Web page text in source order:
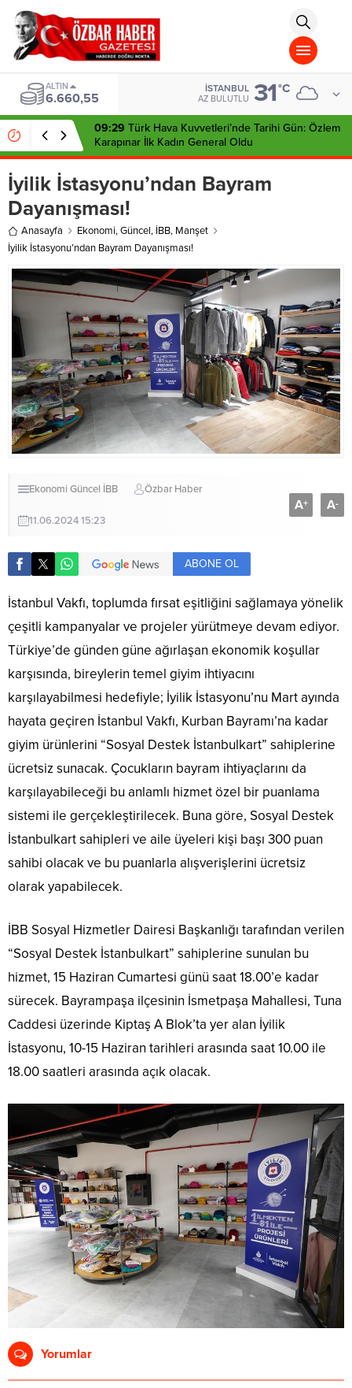
islami
chat
omegla
türk
sohbet
cinsel
sohbet
dini
chat
ALTIN
6.660,55
İSTANBUL
AZ BULUTLU 31°C
09:29 Türk Hava Kuvvetleri’nde Tarihi Gün: Özlem
Karapınar İlk Kadın General Oldu
İyilik İstasyonu’ndan Bayram
Dayanışması!
Anasayfa Ekonomi,Güncel, İBB, Manşet
İyilik İstasyonu’ndan Bayram Dayanışması!
Ekonomi Güncel İBB Özbar Haber
11.06.2024 15:23
A+ A-
ABONE OL
İstanbul Vakfı, toplumda fırsat eşitliğini sağlamaya yönelik
çeşitli kampanyalar ve projeler yürütmeye devam ediyor.
Türkiye’de günden güne ağırlaşan ekonomik koşullar
karşısında, bireylerin temel giyim ihtiyacını
karşılayabilmesi hedefiyle; İyilik İstasyonu’nu Mart ayında
hayata geçiren İstanbul Vakfı, Kurban Bayramı’na kadar
giyim ürünlerini “Sosyal Destek İstanbulkart” sahiplerine
ücretsiz sunacak. Çocukların bayram ihtiyaçlarını da
karşılayabileceği bu anlamlı hizmet özel bir puanlama
sistemi ile gerçekleştirilecek. Buna göre, Sosyal Destek
İstanbulkart sahipleri ve aile üyeleri kişi başı 300 puan
sahibi olacak ve bu puanlarla alışverişlerini ücretsiz
olarak yapabilecek.
İBB Sosyal Hizmetler Dairesi Başkanlığı tarafından verilen
“Sosyal Destek İstanbulkart” sahiplerine sunulan bu
hizmet, 15 Haziran Cumartesi günü saat 18.00’e kadar
sürecek. Bayrampaşa ilçesinin İsmetpaşa Mahallesi, Tuna
Caddesi üzerinde Kiptaş A Blok’ta yer alan İyilik
İstasyonu, 10-15 Haziran tarihleri arasında saat 10.00 ile
18.00 saatleri arasında açık olacak.
Yorumlar